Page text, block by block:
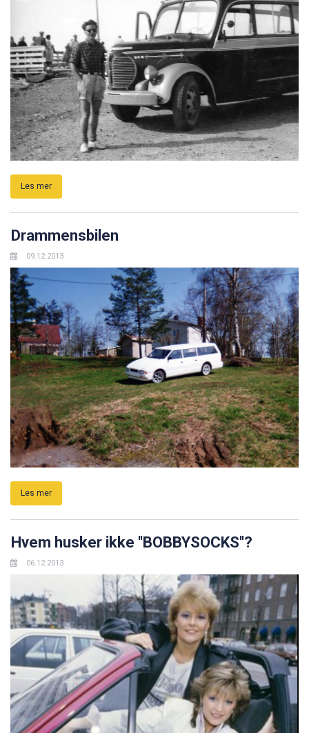
Les mer
Drammensbilen
09.12.2013
Les mer
Hvem husker ikke ''BOBBYSOCKS''?
06.12.2013